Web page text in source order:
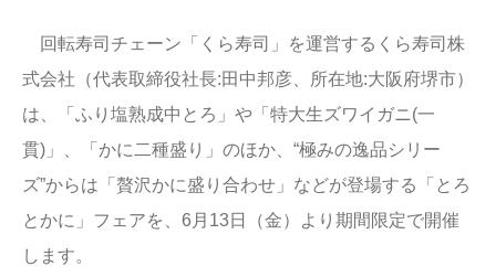
回転寿司チェーン「くら寿司」を運営するくら寿司株
式会社（代表取締役社長:田中邦彦、所在地:大阪府堺市）
は、「ふり塩熟成中とろ」や「特大生ズワイガニ(一
貫)」、「かに二種盛り」のほか、“極みの逸品シリー
ズ”からは「贅沢かに盛り合わせ」などが登場する「とろ
とかに」フェアを、6月13日（金）より期間限定で開催
します。